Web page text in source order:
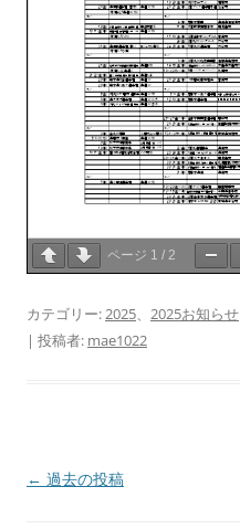
ページ 1 / 2
カテゴリー: 2025 2025お知らせ
| 投稿者: mae1022
投
← 過去の投稿